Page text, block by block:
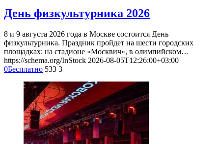
День физкультурника 2026
8 и 9 августа 2026 года в Москве состоится День
физкультурника. Праздник пройдет на шести городских
площадках: на стадионе «Москвич», в олимпийском…
https://schema.org/InStock 2026-08-05T12:26:00+03:00
0Бесплатно 533 3